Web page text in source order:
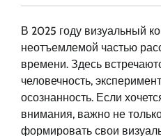
В 2025 году визуальный
неотъемлемой частью
времени. Здесь
человечность,
осознанность. Если
внимания, важно не
формировать свои